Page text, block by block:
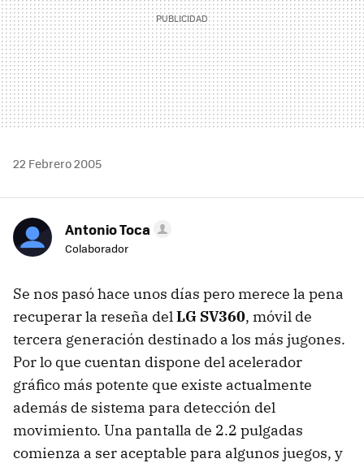
22 Febrero 2005
Antonio Toca
Colaborador
Se nos pasó hace unos días pero merece la pena
recuperar la reseña delLG SV360, móvil de
tercera generación destinado a los más jugones.
Por lo que cuentan dispone del acelerador
gráfico más potente que existe actualmente
además de sistema para detección del
movimiento. Una pantalla de 2.2 pulgadas
comienza a ser aceptable para algunos juegos, y